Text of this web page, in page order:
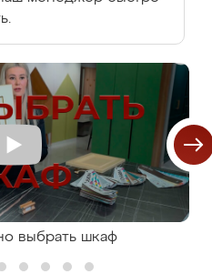
выбрать шкаф